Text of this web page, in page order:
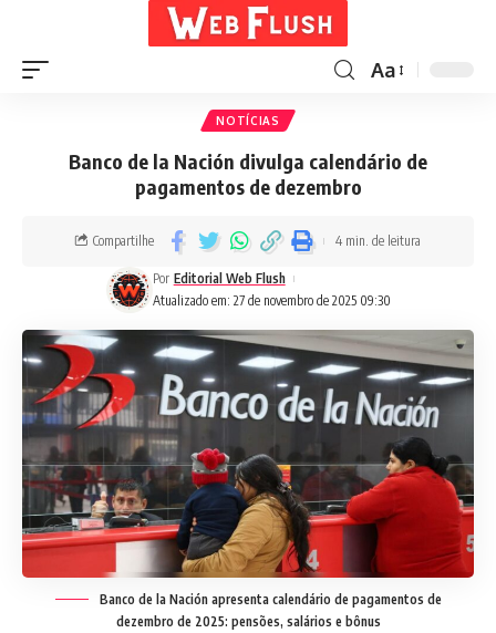
Aa
NOTÍCIAS
Banco de la Nación divulga calendário de
pagamentos de dezembro
Atualizado em: 27 de novembro de 2025 09:30
Por Editorial Web Flush
Compartilhe 4 min. de leitura
Banco de la Nación apresenta calendário de pagamentos de
dezembro de 2025: pensões, salários e bônus